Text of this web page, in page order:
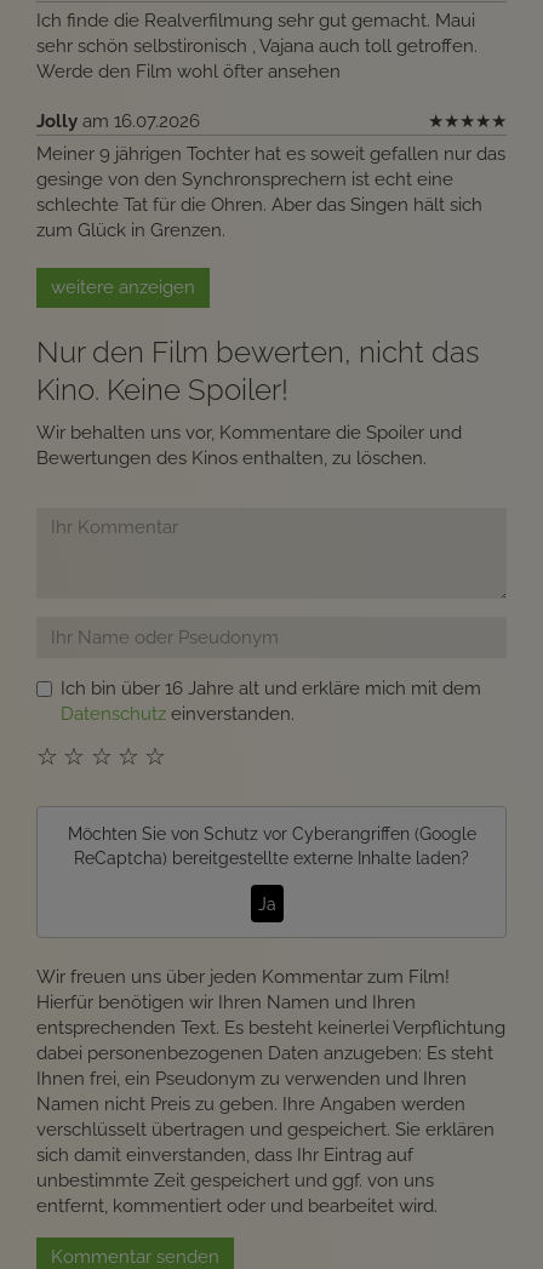
Ich finde die Realverfilmung sehr gut gemacht. Maui
sehr schön selbstironisch , Vajana auch toll getroffen.
Werde den Film wohl öfter ansehen
Jolly am 16.07.2026 ★★★★★
Meiner 9 jährigen Tochter hat es soweit gefallen nur das
gesinge von den Synchronsprechern ist echt eine
schlechte Tat für die Ohren. Aber das Singen hält sich
zum Glück in Grenzen.
weitere anzeigen
Nur den Film bewerten, nicht das
Kino. Keine Spoiler!
Wir behalten uns vor, Kommentare die Spoiler und
Bewertungen des Kinos enthalten, zu löschen.
Ich bin über 16 Jahre alt und erkläre mich mit dem
Datenschutz einverstanden.
☆
☆
☆
☆
☆
Möchten Sie von Schutz vor Cyberangriffen (Google
ReCaptcha) bereitgestellte externe Inhalte laden?
Ja
Wir freuen uns über jeden Kommentar zum Film!
Hierfür benötigen wir Ihren Namen und Ihren
entsprechenden Text. Es besteht keinerlei Verpflichtung
dabei personenbezogenen Daten anzugeben: Es steht
Ihnen frei, ein Pseudonym zu verwenden und Ihren
Namen nicht Preis zu geben. Ihre Angaben werden
verschlüsselt übertragen und gespeichert. Sie erklären
sich damit einverstanden, dass Ihr Eintrag auf
unbestimmte Zeit gespeichert und ggf. von uns
entfernt, kommentiert oder und bearbeitet wird.
Kommentar senden